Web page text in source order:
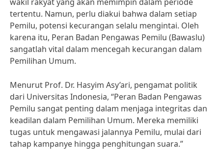
tertentu. Namun, perlu diakui bahwa dalam setiap
Pemilu, potensi kecurangan selalu mengintai. Oleh
karena itu, Peran Badan Pengawas Pemilu (Bawaslu)
sangatlah vital dalam mencegah kecurangan dalam
Pemilihan Umum.
Menurut Prof. Dr. Hasyim Asy’ari, pengamat politik
dari Universitas Indonesia, “Peran Badan Pengawas
Pemilu sangat penting dalam menjaga integritas dan
keadilan dalam Pemilihan Umum. Mereka memiliki
tugas untuk mengawasi jalannya Pemilu, mulai dari
tahap kampanye hingga penghitungan suara.”